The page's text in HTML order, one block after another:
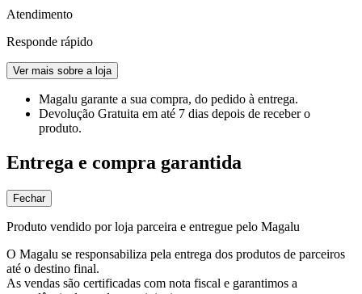
Atendimento
Responde rápido
Ver mais sobre a loja
Magalu garante a sua compra, do pedido à entrega.
Devolução Gratuita em até 7 dias depois de receber o
produto.
Entrega e compra garantida
Fechar
Produto vendido por loja parceira e entregue pelo Magalu
O Magalu se responsabiliza pela entrega dos produtos de parceiros
até o destino final.
As vendas são certificadas com nota fiscal e garantimos a